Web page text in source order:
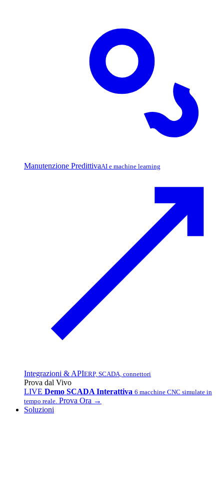
Manutenzione PredittivaAI e machine learning
Integrazioni & APIERP, SCADA, connettori
Prova dal Vivo
LIVE Demo SCADA Interattiva 6 macchine CNC simulate in
tempo reale. Prova Ora →
Soluzioni